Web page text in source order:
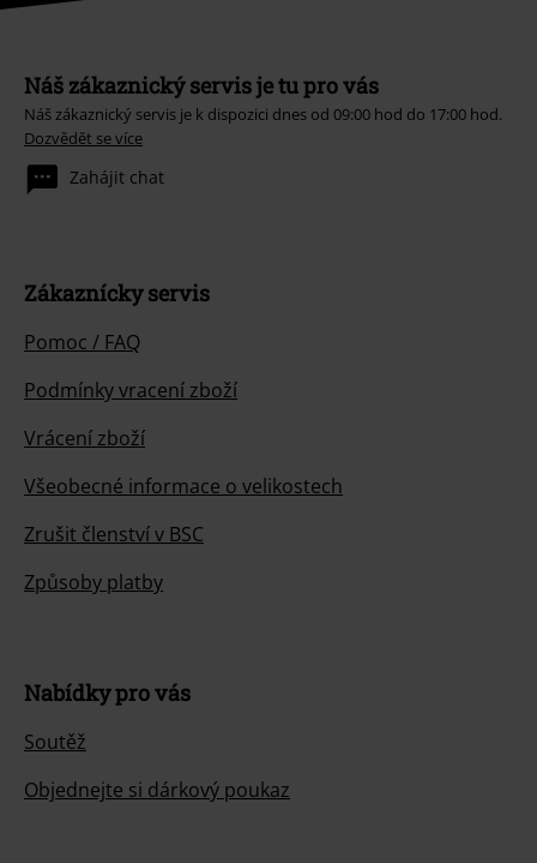
Náš zákaznický servis je tu pro vás
Náš zákaznický servis je k dispozici dnes od 09:00 hod do 17:00 hod.
Dozvědět se více
Zahájit chat
Zákaznícky servis
Pomoc / FAQ
Podmínky vracení zboží
Vrácení zboží
Všeobecné informace o velikostech
Zrušit členství v BSC
Způsoby platby
Nabídky pro vás
Soutěž
Objednejte si dárkový poukaz